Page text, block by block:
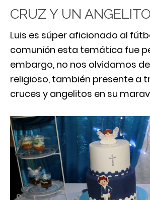
CRUZ Y UN ANGELITO
Luis es súper aficionado al
comunión esta temática fue
embargo, no nos olvidamos
religioso, también presente a
cruces y angelitos en su